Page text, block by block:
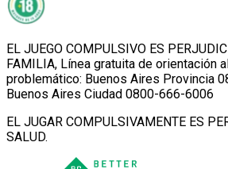
EL JUEGO COMPULSIVO ES
FAMILIA, Línea gratuita de orientación
problemático: Buenos Aires Provincia
Buenos Aires Ciudad 0800-666-6006
EL JUGAR COMPULSIVAMENTE ES
SALUD.